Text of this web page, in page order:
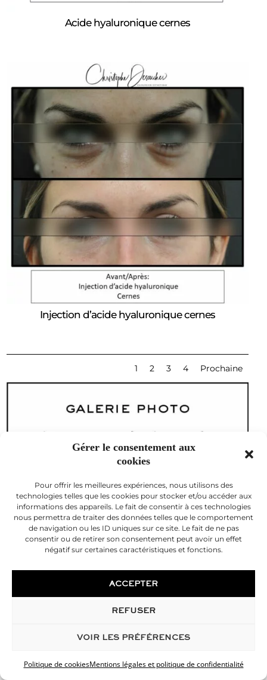
Gérer le consentement aux
cookies
Pour offrir les meilleures expériences, nous utilisons des
technologies telles que les cookies pour stocker et/ou accéder aux
informations des appareils. Le fait de consentir à ces technologies
nous permettra de traiter des données telles que le comportement
de navigation ou les ID uniques sur ce site. Le fait de ne pas
consentir ou de retirer son consentement peut avoir un effet
négatif sur certaines caractéristiques et fonctions.
ACCEPTER
REFUSER
VOIR LES PRÉFÉRENCES
Politique de cookiesMentions légales et politique de confidentialité
Acide hyaluronique cernes
Injection d’acide hyaluronique cernes
1 2 3 4 Prochaine